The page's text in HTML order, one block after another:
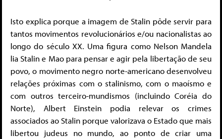
Isto explica porque a imagem de Stalin pôde servir para
tantos movimentos revolucionários e/ou nacionalistas ao
longo do século XX. Uma figura como Nelson Mandela
lia Stalin e Mao para pensar e agir pela libertação de seu
povo, o movimento negro norte-americano desenvolveu
relações próximas com o stalinismo, com o maoísmo e
com outros terceiro-mundismos (incluindo Coréia do
Norte), Albert Einstein podia relevar os crimes
associados ao Stalin porque valorizava o Estado que mais
libertou judeus no mundo, ao ponto de criar uma